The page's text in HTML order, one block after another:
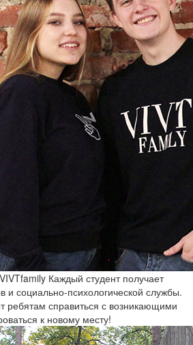
Каждый студент получает
и социально-психологической службы.
ребятам справиться с возникающими
к новому месту!